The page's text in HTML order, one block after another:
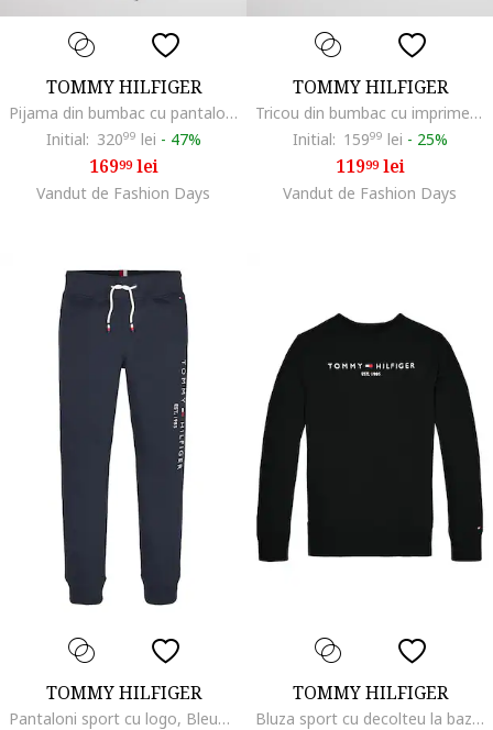
TOMMY HILFIGER
Pijama din bumbac cu pantaloni in carouri, Alb fildes/Negru
Initial: 32099 lei - 47%
16999lei
Vandut de Fashion Days
TOMMY HILFIGER
Tricou din bumbac cu imprimeu logo contrastant, Alb optic
Initial: 15999 lei - 25%
11999lei
Vandut de Fashion Days
TOMMY HILFIGER
Pantaloni sport cu logo, Bleumarin
TOMMY HILFIGER
Bluza sport cu decolteu la baza gatului, cu logo, Alb/Negru